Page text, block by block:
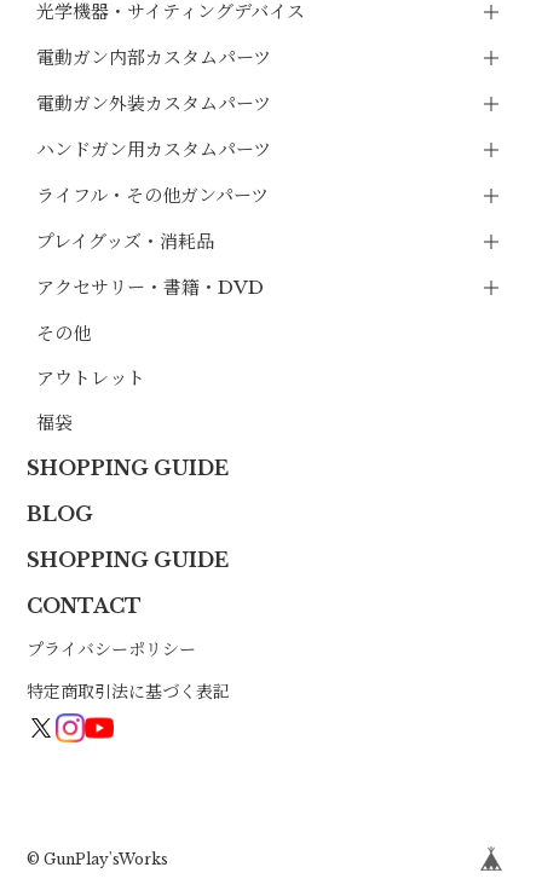
光学機器・サイティングデバイス
電動ガン内部カスタムパーツ
電動ガン外装カスタムパーツ
ハンドガン用カスタムパーツ
ライフル・その他ガンパーツ
プレイグッズ・消耗品
アクセサリー・書籍・DVD
その他
アウトレット
福袋
SHOPPING GUIDE
BLOG
SHOPPING GUIDE
CONTACT
プライバシーポリシー
特定商取引法に基づく表記
© GunPlay'sWorks